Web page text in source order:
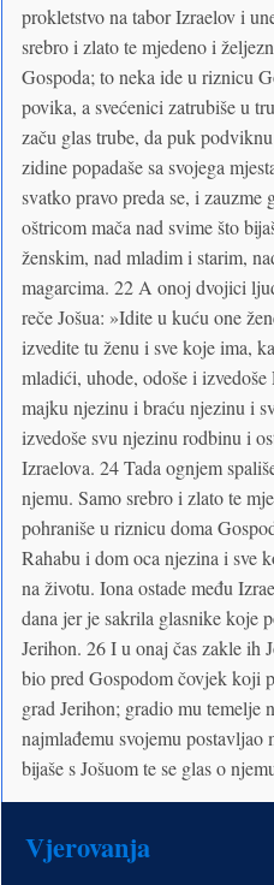
prokletstvo na tabor Izraelov i
srebro i zlato te mjedeno i
Gospoda; to neka ide u riznicu
povika, a svećenici zatrubiše u
začu glas trube, da puk
zidine popadaše sa svojega
svatko pravo preda se, i zauzme
oštricom mača nad svime što
ženskim, nad mladim i starim,
magarcima. 22 A onoj dvojici
reče Jošua: »Idite u kuću one
izvedite tu ženu i sve koje ima,
mladići, uhode, odoše i
majku njezinu i braću njezinu i
izvedoše svu njezinu rodbinu i
Izraelova. 24 Tada ognjem
njemu. Samo srebro i zlato te
pohraniše u riznicu doma
Rahabu i dom oca njezina i sve
na životu. Iona ostade među
dana jer je sakrila glasnike koje
Jerihon. 26 I u onaj čas zakle ih
bio pred Gospodom čovjek koji
grad Jerihon; gradio mu temelje
najmlađemu svojemu postavljao
bijaše s Jošuom te se glas o
Vjerovanja